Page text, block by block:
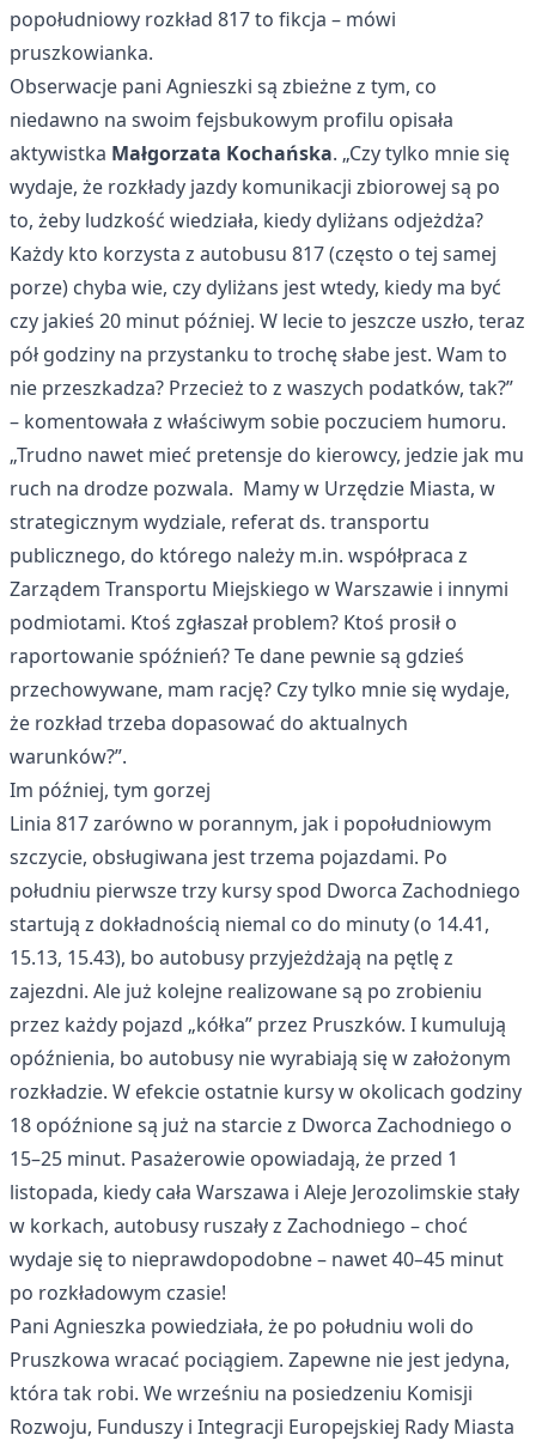
popołudniowy rozkład 817 to fikcja – mówi
pruszkowianka.
Obserwacje pani Agnieszki są zbieżne z tym, co
niedawno na swoim fejsbukowym profilu opisała
aktywistka Małgorzata Kochańska. „Czy tylko mnie się
wydaje, że rozkłady jazdy komunikacji zbiorowej są po
to, żeby ludzkość wiedziała, kiedy dyliżans odjeżdża?
Każdy kto korzysta z autobusu 817 (często o tej samej
porze) chyba wie, czy dyliżans jest wtedy, kiedy ma być
czy jakieś 20 minut później. W lecie to jeszcze uszło, teraz
pół godziny na przystanku to trochę słabe jest. Wam to
nie przeszkadza? Przecież to z waszych podatków, tak?”
– komentowała z właściwym sobie poczuciem humoru.
„Trudno nawet mieć pretensje do kierowcy, jedzie jak mu
ruch na drodze pozwala. Mamy w Urzędzie Miasta, w
strategicznym wydziale, referat ds. transportu
publicznego, do którego należy m.in. współpraca z
Zarządem Transportu Miejskiego w Warszawie i innymi
podmiotami. Ktoś zgłaszał problem? Ktoś prosił o
raportowanie spóźnień? Te dane pewnie są gdzieś
przechowywane, mam rację? Czy tylko mnie się wydaje,
że rozkład trzeba dopasować do aktualnych
warunków?”.
Im później, tym gorzej
Linia 817 zarówno w porannym, jak i popołudniowym
szczycie, obsługiwana jest trzema pojazdami. Po
południu pierwsze trzy kursy spod Dworca Zachodniego
startują z dokładnością niemal co do minuty (o 14.41,
15.13, 15.43), bo autobusy przyjeżdżają na pętlę z
zajezdni. Ale już kolejne realizowane są po zrobieniu
przez każdy pojazd „kółka” przez Pruszków. I kumulują
opóźnienia, bo autobusy nie wyrabiają się w założonym
rozkładzie. W efekcie ostatnie kursy w okolicach godziny
18 opóźnione są już na starcie z Dworca Zachodniego o
15–25 minut. Pasażerowie opowiadają, że przed 1
listopada, kiedy cała Warszawa i Aleje Jerozolimskie stały
w korkach, autobusy ruszały z Zachodniego – choć
wydaje się to nieprawdopodobne – nawet 40–45 minut
po rozkładowym czasie!
Pani Agnieszka powiedziała, że po południu woli do
Pruszkowa wracać pociągiem. Zapewne nie jest jedyna,
która tak robi. We wrześniu na posiedzeniu Komisji
Rozwoju, Funduszy i Integracji Europejskiej Rady Miasta